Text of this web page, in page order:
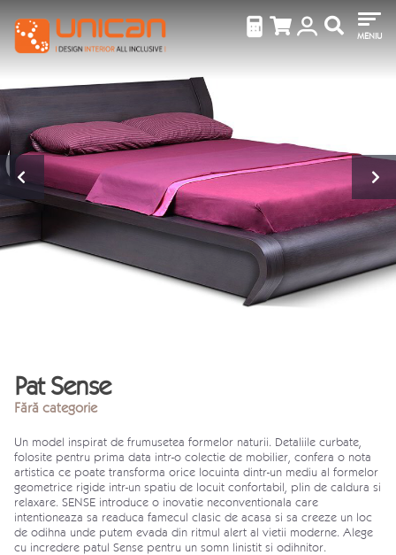
MENIU
Pat Sense
Fără categorie
Un model inspirat de frumusetea formelor naturii. Detaliile curbate,
folosite pentru prima data intr-o colectie de mobilier, confera o nota
artistica ce poate transforma orice locuinta dintr-un mediu al formelor
geometrice rigide intr-un spatiu de locuit confortabil, plin de caldura si
relaxare. SENSE introduce o inovatie neconventionala care
intentioneaza sa readuca famecul clasic de acasa si sa creeze un loc
de odihna unde putem evada din ritmul alert al vietii moderne. Alege
cu incredere patul Sense pentru un somn linistit si odihnitor.